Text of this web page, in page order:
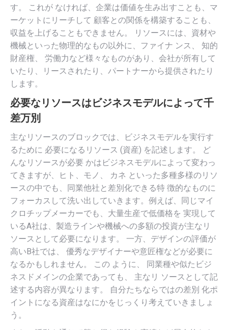
す。 これが なければ、企業は価値を生み出すことも、マ
ーケットにリーチして 顧客との関係を構築することも、
収益を上げることもできません。 リソースには、資材や
機械といった物理的なもの以外に、ファイナ ンス、 知的
財産権、 労働力など様々なものがあり、会社が所有して
いたり、リースされたり、パートナーから提供されたり
します。
必要なリソースはビジネスモデルによって千
差万別
主なリソースのブロックでは、ビジネスモデルを実行す
るために 必要になるリソース (資産) を記述します。 ど
んなリソースが必要 かはビジネスモデルによって変わっ
てきますが、ヒト、モノ、 カネ といった多種多様のリソ
ースの中でも、同業他社と差別化できる特 徴的なものに
フォーカスして洗い出していきます。例えば、同じマイ
クロチップメーカーでも、大量生産で低価格を 実現して
いるA社は、製造ラインや機械への多額の投資が主なリ
ソースとして必要になります。 一方、デザインの評価が
高いB社では、 優秀なデザイナーや意匠権などが必要に
なるかもしれません。 この ように、 同業種や似たビジ
ネスドメインの企業であっても、 主なリ ソースとして記
述する内容が異なります。 自分たちならではの差別 化ポ
イントになる資産はなにかをじっくり考えていきましょ
う。